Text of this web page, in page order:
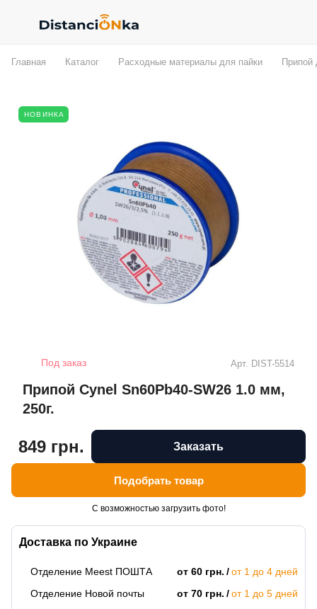
Главная Каталог Расходные материалы для пайки Припой
НОВИНКА
Под заказ Арт. DIST-5514
Припой Cynel Sn60Pb40-SW26 1.0 мм,
250г.
Доставка по Украине
Отделение Meest ПОШТА от 60 грн.
от 1 до 4 дней
Отделение Новой почты
от 70 грн.
от 1 до 5 дней
849 грн. Заказать
Подобрать товар
С возможностью загрузить фото!